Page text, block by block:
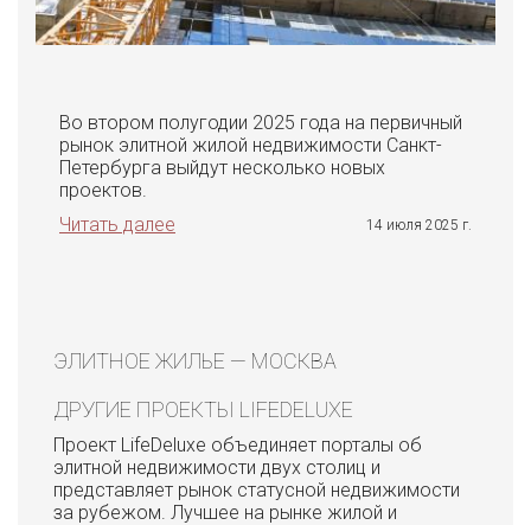
Во втором полугодии 2025 года на первичный
рынок элитной жилой недвижимости Санкт-
Петербурга выйдут несколько новых
проектов.
Читать далее
14 июля 2025 г.
ЭЛИТНОЕ ЖИЛЬЕ — МОСКВА
ДРУГИЕ ПРОЕКТЫ LIFEDELUXE
Проект LifeDeluxe объединяет порталы об
элитной недвижимости двух столиц и
представляет рынок статусной недвижимости
за рубежом. Лучшее на рынке жилой и